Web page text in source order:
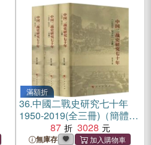
滿額折
36.中國二戰史研究七十年
1950-2019(全三冊)（簡體
87 3028
無庫存